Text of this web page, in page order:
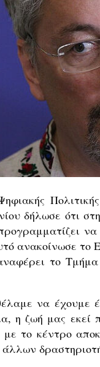
δήλωσε ότι
να
ανακοίνωσε το
το
να έχουμε
η ζωή μας εκεί
με το κέντρο